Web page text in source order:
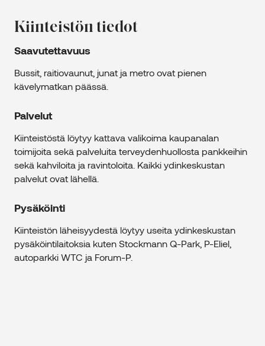
Kiinteistön tiedot
Saavutettavuus
Bussit, raitiovaunut, junat ja metro ovat pienen
kävelymatkan päässä.
Palvelut
Kiinteistöstä löytyy kattava valikoima kaupanalan
toimijoita sekä palveluita terveydenhuollosta pankkeihin
sekä kahviloita ja ravintoloita. Kaikki ydinkeskustan
palvelut ovat lähellä.
Pysäköinti
Kiinteistön läheisyydestä löytyy useita ydinkeskustan
pysäköintilaitoksia kuten Stockmann Q-Park, P-Eliel,
autoparkki WTC ja Forum-P.